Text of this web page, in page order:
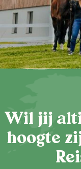
Wil jij
hoogte